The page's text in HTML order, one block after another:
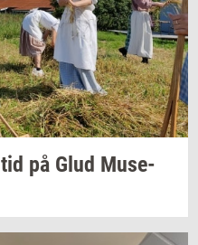
tid på Glud Mu­se­